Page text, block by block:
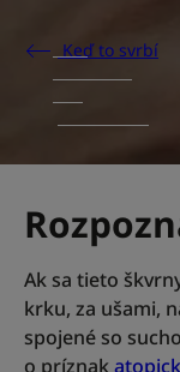
Keď to svrbí
Ak sa tieto
krku, za ušami,
spojené so
o príznak